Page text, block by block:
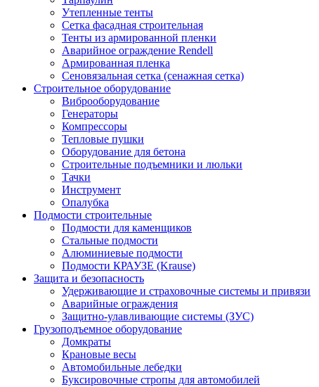
Утепленные тенты
Сетка фасадная строительная
Тенты из армированной пленки
Аварийное ограждение Rendell
Армированная пленка
Сеновязальная сетка (сенажная сетка)
Строительное оборудование
Виброоборудование
Генераторы
Компрессоры
Тепловые пушки
Оборудование для бетона
Строительные подъемники и люльки
Тачки
Инструмент
Опалубка
Подмости строительные
Подмости для каменщиков
Стальные подмости
Алюминиевые подмости
Подмости КРАУЗЕ (Krause)
Защита и безопасность
Удерживающие и страховочные системы и привязи
Аварийные ограждения
Защитно-улавливающие системы (ЗУС)
Грузоподъемное оборудование
Домкраты
Крановые весы
Автомобильные лебедки
Буксировочные стропы для автомобилей